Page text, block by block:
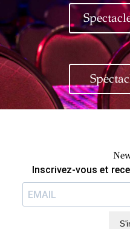
Inscrivez-vous et